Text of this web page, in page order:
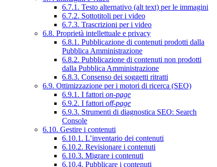
6.7.1. Testo alternativo (alt text) per le immagini
6.7.2. Sottotitoli per i video
6.7.3. Trascrizioni per i video
6.8. Proprietà intellettuale e privacy
6.8.1. Pubblicazione di contenuti prodotti dalla
Pubblica Amministrazione
6.8.2. Pubblicazione di contenuti non prodotti
dalla Pubblica Amministrazione
6.8.3. Consenso dei soggetti ritratti
6.9. Ottimizzazione per i motori di ricerca (SEO)
6.9.1. I fattori on-page
6.9.2. I fattori off-page
6.9.3. Strumenti di diagnostica SEO: Search
Console
6.10. Gestire i contenuti
6.10.1. L’inventario dei contenuti
6.10.2. Revisionare i contenuti
6.10.3. Migrare i contenuti
6.10.4. Pubblicare i contenuti